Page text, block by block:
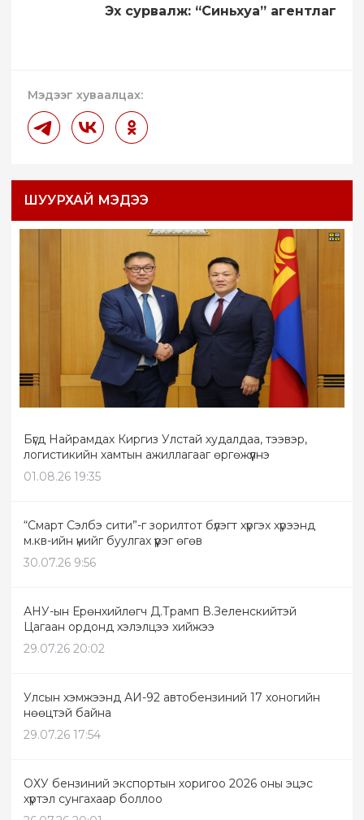
​Эх сурвалж: “Синьхуа” агентлаг
Мэдээг хуваалцах:
ШУУРХАЙ МЭДЭЭ
Бүгд Найрамдах Киргиз Улстай худалдаа, тээвэр,
логистикийн хамтын ажиллагааг өргөжүүлнэ
01.08.26 19:35
“Смарт Сэлбэ сити”-г зорилтот бүлэгт хүргэх хүрээнд
м.кв-ийн үнийг буулгах үүрэг өгөв
30.07.26 9:56
АНУ-ын Ерөнхийлөгч Д.Трамп В.Зеленскийтэй
Цагаан ордонд хэлэлцээ хийжээ
29.07.26 20:02
Улсын хэмжээнд АИ-92 автобензиний 17 хоногийн
нөөцтэй байна
29.07.26 17:54
ОХУ бензиний экспортын хоригоо 2026 оны эцэс
хүртэл сунгахаар боллоо